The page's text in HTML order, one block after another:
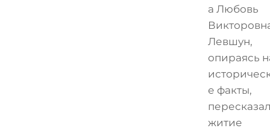
а Любовь
Левшун,
опираясь
е факты,
житие